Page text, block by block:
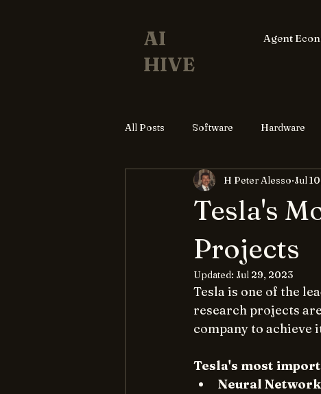
AI
HIVE
Agent
All Posts Software Hardware
Tesla's
Projects
H Peter Alesso Jul
Updated: Jul 29, 2023
Tesla is one of the
research projects
company to achieve
Tesla's most
Neural